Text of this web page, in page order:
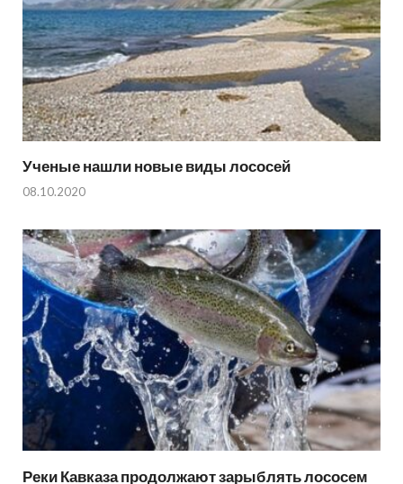
Ученые нашли новые виды лососей
08.10.2020
Реки Кавказа продолжают зарыблять лососем